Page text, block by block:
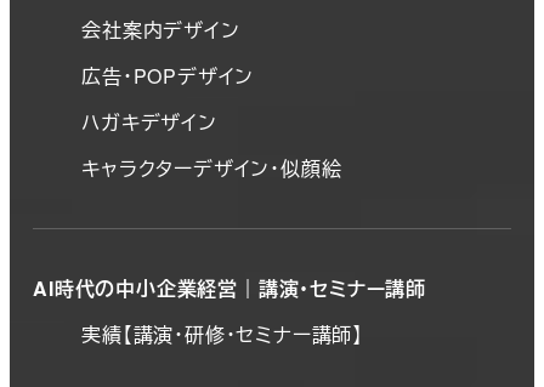
会社案内デザイン
広告・POPデザイン
ハガキデザイン
キャラクターデザイン・似顔絵
AI時代の中小企業経営｜講演・セミナー講師
実績【講演・研修・セミナー講師】